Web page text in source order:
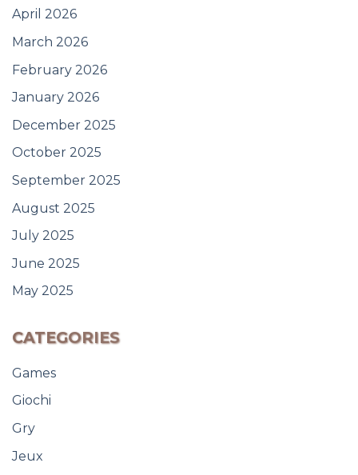
April 2026
March 2026
February 2026
January 2026
December 2025
October 2025
September 2025
August 2025
July 2025
June 2025
May 2025
CATEGORIES
Games
Giochi
Gry
Jeux